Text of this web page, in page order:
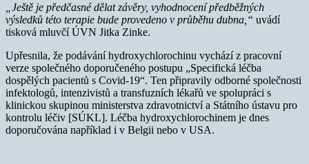
„Ještě je předčasné dělat závěry, vyhodnocení předběžných
výsledků této terapie bude provedeno v průběhu dubna,“ uvádí
tisková mluvčí ÚVN Jitka Zinke.
Upřesnila, že podávání hydroxychlorochinu vychází z pracovní
verze společného doporučeného postupu „Specifická léčba
dospělých pacientů s Covid-19“. Ten připravily odborné společnosti
infektologů, intenzivistů a transfuzních lékařů ve spolupráci s
klinickou skupinou ministerstva zdravotnictví a Státního ústavu pro
kontrolu léčiv [SÚKL]. Léčba hydroxychlorochinem je dnes
doporučována například i v Belgii nebo v USA.